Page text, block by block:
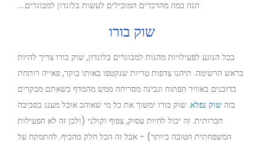
הנה כמה מהדברים המובילים לעשות בלונדון למבוגרים....
שוק בורו
בכל הנוגע לפעילויות מהנות למבוגרים בלונדון, שוק בורו צריך להיות
בראש הרשימה. תיהנו צדפות טריות שנקטפו באותו בוקר, פאייה רותחת
בדוכנים באוויר הפתוח וגבינה מסריחה ממש מהמדף כשאתם מבקרים
בזה שוק נפלא. שוק בורו ימשוך את כל מי שאוהב אוכל מענג בסביבה
חברותית. זה יכול להיות עסוק, צפוף וקולני (ולכן זה לא הפעילות
המשפחתית הטובה ביותר) - אבל זה הכל חלק מהכיף. להתמקח על